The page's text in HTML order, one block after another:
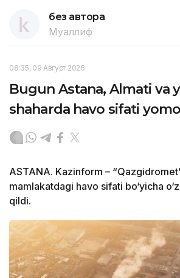
без автора
Муаллиф
08:35, 09 Август 2026
Bugun Astana, Almati va
shaharda havo sifati
ASTANA. Kazinform –
mamlakatdagi havo sifati bo‘yicha
qildi.